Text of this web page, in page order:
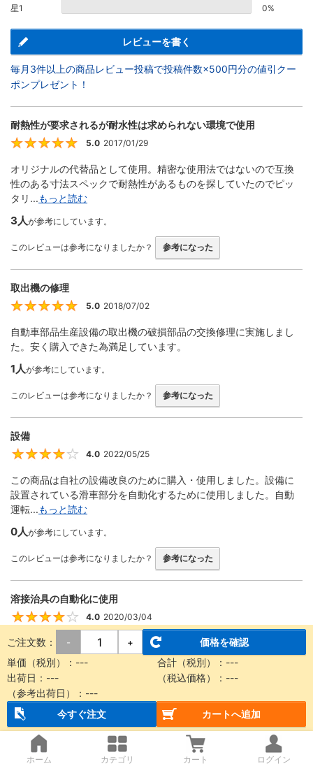
星1 0%
レビューを書く
毎月3件以上の商品レビュー投稿で投稿件数×500円分の値引クー
ポンプレゼント！
耐熱性が要求されるが耐水性は求められない環境で使用
5
5.0 2017/01/29
オリジナルの代替品として使用。精密な使用法ではないので互換
性のある寸法スペックで耐熱性があるものを探していたのでピッ
タリ...もっと読む
3人が参考にしています。
このレビューは参考になりましたか？ 参考になった
取出機の修理
5
5.0 2018/07/02
自動車部品生産設備の取出機の破損部品の交換修理に実施しまし
た。安く購入できた為満足しています。
1人が参考にしています。
このレビューは参考になりましたか？ 参考になった
設備
4
4.0 2022/05/25
この商品は自社の設備改良のために購入・使用しました。設備に
設置されている滑車部分を自動化するために使用しました。自動
運転...もっと読む
0人が参考にしています。
このレビューは参考になりましたか？ 参考になった
溶接治具の自動化に使用
4
4.0 2020/03/04
回転する機構をエアーで動かす際に使用しました。 ストロークが
豊富、形状が細くて設計に組み込みやすい、取り付け金具が便利
な...もっと読む
0人が参考にしています。
このレビューは参考になりましたか？ 参考になった
装置
ご注文数： - +
価格を確認
単価（税別）： --- 合計（税別）： ---
出荷日： --- （税込価格）： ---
（参考出荷日）： ---
今すぐ注文
カートへ追加
ホーム カテゴリ カート ログイン